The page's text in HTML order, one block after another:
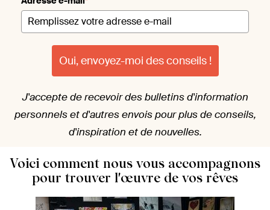
Oui, envoyez-moi des conseils !
J'accepte de recevoir des bulletins d'information
personnels et d'autres envois pour plus de conseils,
d'inspiration et de nouvelles.
Voici comment nous vous accompagnons
pour trouver l'œuvre de vos rêves